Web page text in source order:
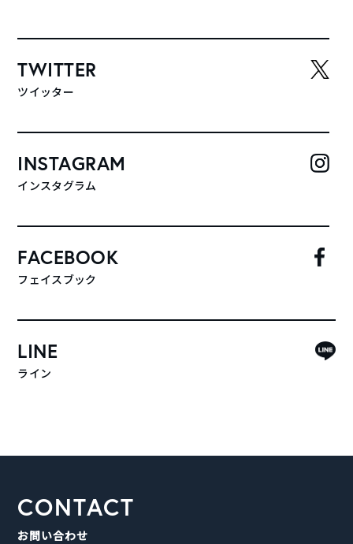
TWITTER
ツイッター
INSTAGRAM
インスタグラム
FACEBOOK
フェイスブック
LINE
ライン
CONTACT
お問い合わせ